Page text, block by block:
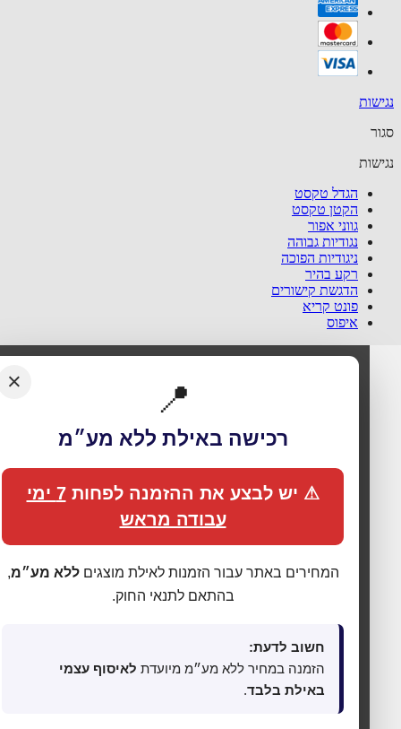
🍪 אנחנו משתמשים בעוגיות כדי לשפר את החוויה
התאמת תכנים ופרסום ממוקד. בלחיצה על
מסכים לכל הקטגוריות כמפורט במדיניות הפרטיות . באפשרותך
לשנות העדפות בכל עת דרך
הגדל טקסט
הקטן טקסט
גווני אפור
נגודיות גבוהה
ניגודיות הפוכה
רקע בהיר
הדגשת קישורים
פונט קריא
איפוס
📍
רכישה באילת ללא מע״מ
⚠ יש לבצע את ההזמנה לפחות 7 ימי
עבודה מראש
המחירים באתר עבור הזמנות לאילת מוצגיםללא מע״מ,
בהתאם לתנאי החוק.
חשוב לדעת:
הזמנה במחיר ללא מע״מ מיועדתלאיסוף עצמי
באילת בלבד.